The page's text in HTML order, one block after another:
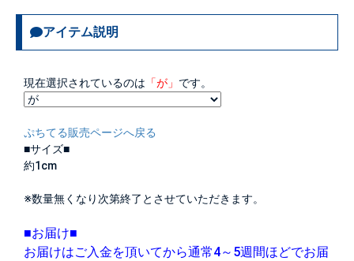
アイテム説明
現在選択されているのは 「が」 です。
ぷちてる販売ページへ戻る
■サイズ■
約1cm
※数量無くなり次第終了とさせていただきます。
■お届け■
お届けはご入金を頂いてから通常4～5週間ほどでお届